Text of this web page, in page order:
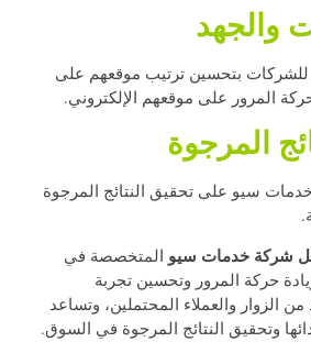
للشركات بتحسين ترتيب موقعهم على
المرور على موقعهم الإلكتروني.
سيو على تحقيق النتائج المرجوة
شركة خدمات سيو المتخصصة في
حركة المرور وتحسين تجربة
الزوار والعملاء المحتملين، وتساعد
وتحقيق النتائج المرجوة في السوق.